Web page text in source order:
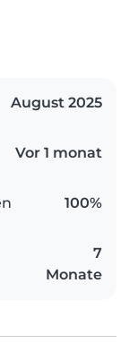
August 2025
Vor 1 monat
100%
7
Monate